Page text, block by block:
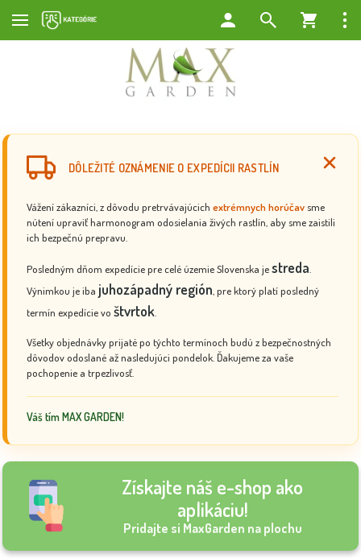
DÔLEŽITÉ OZNÁMENIE O EXPEDÍCII RASTLÍN
Vážení zákazníci, z dôvodu pretrvávajúcich extrémnych horúčav sme
nútení upraviť harmonogram odosielania živých rastlín, aby sme zaistili
ich bezpečnú prepravu.
Posledným dňom expedície pre celé územie Slovenska jestreda
Výnimkou je iba juhozápadný región , pre ktorý platí posledný
termín expedície vo štvrtok
Všetky objednávky prijaté po týchto termínoch budú z bezpečnostných
dôvodov odoslané až nasledujúci pondelok. Ďakujeme za vaše
pochopenie a trpezlivosť.
Váš tím MAX GARDEN!
Získajte náš e-shop ako
aplikáciu!
Pridajte si MaxGarden na plochu